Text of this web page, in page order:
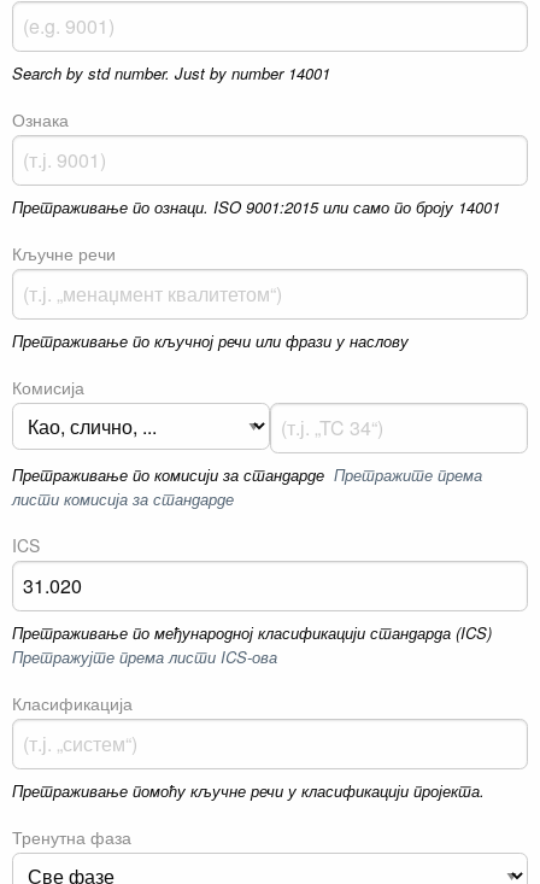
Search by std number. Just by number 14001
Ознака
Претраживање по ознаци. ISO 9001:2015 или само по броју 14001
Кључне речи
Претраживање по кључној речи или фрази у наслову
Комисија
Претраживање по комисији за стандарде Претражите према
листи комисија за стандарде
ICS
Претраживање по међународној класификацији стандарда (ICS)
Претражујте према листи ICS-ова
Класификација
Претраживање помоћу кључне речи у класификацији пројекта.
Тренутна фаза